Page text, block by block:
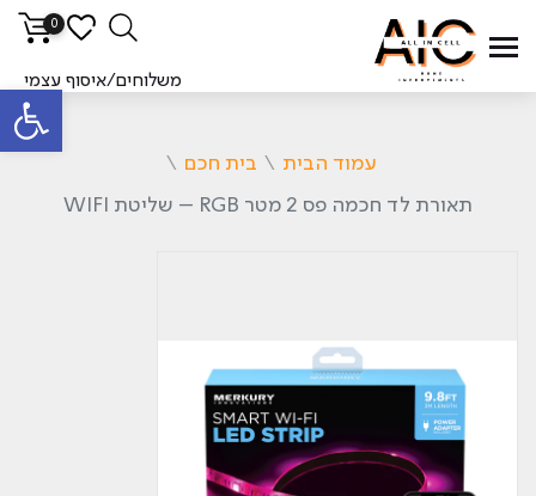
פתח
0
משלוחים/איסוף עצמי
עמוד הבית \ בית חכם \
תאורת לד חכמה פס 2 מטר RGB – שליטת WIFI